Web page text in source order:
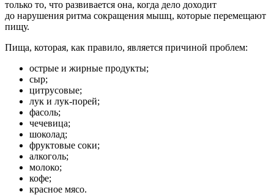
только то, что развивается она, когда дело доходит
до нарушения ритма сокращения мышц, которые перемещают
пищу.
Пища, которая, как правило, является причиной проблем:
острые и жирные продукты;
сыр;
цитрусовые;
лук и лук-порей;
фасоль;
чечевица;
шоколад;
фруктовые соки;
алкоголь;
молоко;
кофе;
красное мясо.